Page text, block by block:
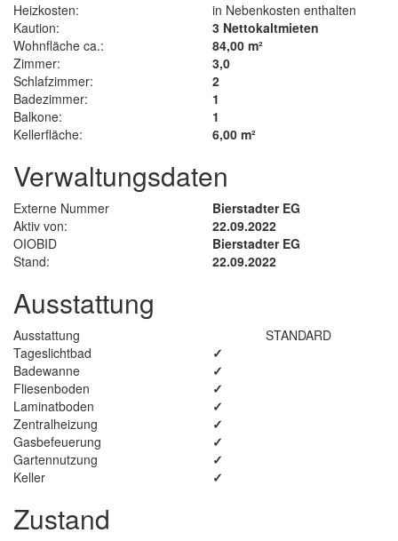
Heizkosten:
in Nebenkosten enthalten
Kaution:
3 Nettokaltmieten
Wohnfläche ca.:
84,00 m²
Zimmer:
3,0
Schlafzimmer:
2
Badezimmer:
1
Balkone:
1
Kellerfläche:
6,00 m²
Verwaltungsdaten
Externe Nummer
Bierstadter EG
Aktiv von:
22.09.2022
OIOBID
Bierstadter EG
Stand:
22.09.2022
Ausstattung
Ausstattung
STANDARD
Tageslichtbad
✓
Badewanne
✓
Fliesenboden
✓
Laminatboden
✓
Zentralheizung
✓
Gasbefeuerung
✓
Gartennutzung
✓
Keller
✓
Zustand